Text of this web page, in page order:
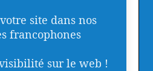
site dans nos
francophones
sur le web !